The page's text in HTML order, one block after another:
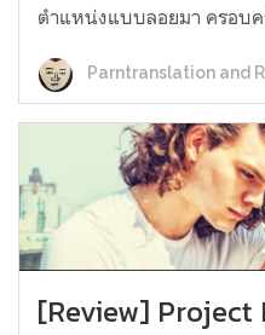
ตำแหน่งแบบลอยมา ครอบค
Parntranslation and
[Review] Project